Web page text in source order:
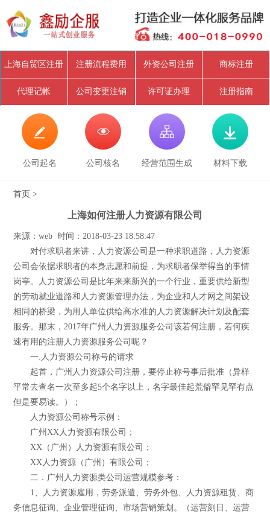
上海自贸区注册 注册流程费用 外资公司注册 商标注册
代理记帐 公司变更注销 许可证办理 注册指南

公司起名

公司核名

经营范围生成

材料下载
首页 >
上海如何注册人力资源有限公司
来源：web 时间：2018-03-23 18:58:47
对付求职者来讲，人力资源公司是一种求职道路，人力资源
公司会依据求职者的本身志愿和前提，为求职者保举得当的事情
岗亭。人力资源公司是比年来来新兴的一个行业，重要供给新型
的劳动就业道路和人力资源管理办法，为企业和人才网之间架设
相同的桥梁，为用人单位供给高水准的人力资源解决计划及配套
服务。那末，2017年广州人力资源服务公司该若何注册，若何疾
速有用的注册人力资源服务公司呢？
一.人力资源公司称号的请求
起首，广州人力资源公司注册，要停止称号事后批准（异样
平常去查名一次至多起5个名字以上，名字最佳起荒僻罕见罕有点
但是要易读。）；
人力资源公司称号示例：
广州XX人力资源有限公司；
XX（广州）人力资源有限公司；
XX人力资源（广州）有限公司；
二．广州人力资源类公司运营规模参考：
1、人力资源雇用，劳务派遣、劳务外包、人力资源租赁、商
务信息征询、企业管理征询、市场营销策划。（运营刻日、运营